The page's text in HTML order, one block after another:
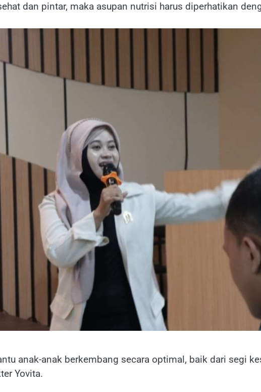
dan pintar, maka asupan nutrisi harus diperhatikan
anak-anak berkembang secara optimal, baik dari segi
Yovita.